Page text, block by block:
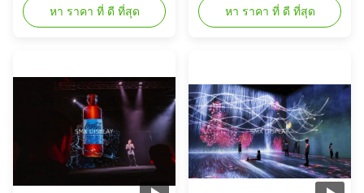
Use Description: Imagine a
hologram that looks so real
where hologram gauze comes
in! This highly transparent
scrim has an exceptional
หา ราคา ที่ ดี ที่สุด
Exhibation Descrption The
holographic mesh becomes a
an environment with controlled
lighting. Once setup the
material becomes completely
...
หา ราคา ที่ ดี ที่สุด